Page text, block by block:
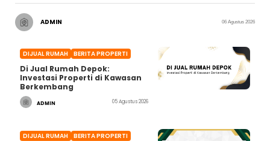
ADMIN 06 Agustus 2026
DIJUAL RUMAH BERITA PROPERTI
Di Jual Rumah Depok:
Investasi Properti di Kawasan
Berkembang
ADMIN 05 Agustus 2026
DIJUAL RUMAH BERITA PROPERTI